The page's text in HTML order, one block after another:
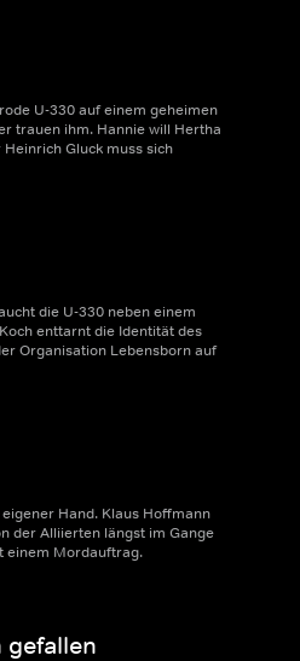
U-330 auf einem geheimen
trauen ihm. Hannie will Hertha
Gluck muss sich
die U-330 neben einem
enttarnt die Identität des
Organisation Lebensborn auf
Hand. Klaus Hoffmann
der Alliierten längst im Gange
einem Mordauftrag.
gefallen